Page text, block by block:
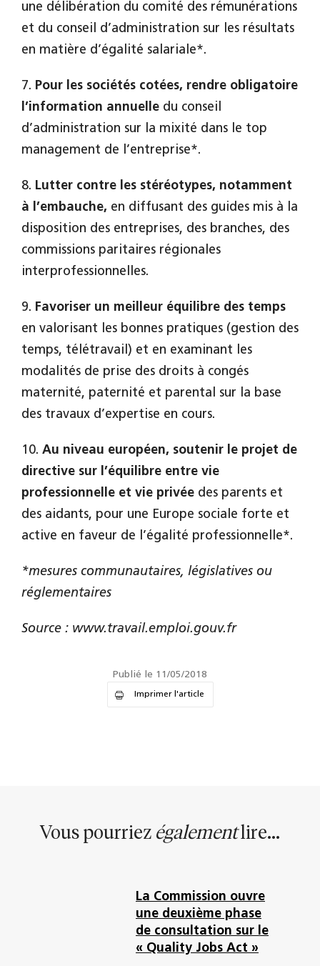
une délibération du comité des rémunérations
et du conseil d’administration sur les résultats
en matière d’égalité salariale*.
7. Pour les sociétés cotées, rendre obligatoire
l’information annuelle du conseil
d’administration sur la mixité dans le top
management de l’entreprise*.
8. Lutter contre les stéréotypes, notamment
à l’embauche, en diffusant des guides mis à la
disposition des entreprises, des branches, des
commissions paritaires régionales
interprofessionnelles.
9. Favoriser un meilleur équilibre des temps
en valorisant les bonnes pratiques (gestion des
temps, télétravail) et en examinant les
modalités de prise des droits à congés
maternité, paternité et parental sur la base
des travaux d’expertise en cours.
10. Au niveau européen, soutenir le projet de
directive sur l’équilibre entre vie
professionnelle et vie privée des parents et
des aidants, pour une Europe sociale forte et
active en faveur de l’égalité professionnelle*.
*mesures communautaires, législatives ou
réglementaires
Source : www.travail.emploi.gouv.fr
Publié le 11/05/2018
Imprimer l'article
Vous pourriez égalementlire...
La Commission ouvre
une deuxième phase
de consultation sur le
« Quality Jobs Act »